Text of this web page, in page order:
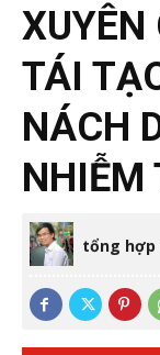
XUYÊN
TÁI
NÁCH
NHIỄM
tổng